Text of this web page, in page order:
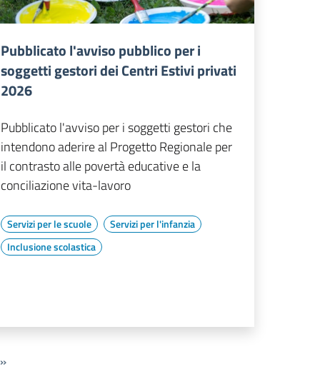
Pubblicato l'avviso pubblico per i
soggetti gestori dei Centri Estivi privati
2026
Pubblicato l'avviso per i soggetti gestori che
intendono aderire al Progetto Regionale per
il contrasto alle povertà educative e la
conciliazione vita-lavoro
Servizi per le scuole
Servizi per l'infanzia
Inclusione scolastica
»